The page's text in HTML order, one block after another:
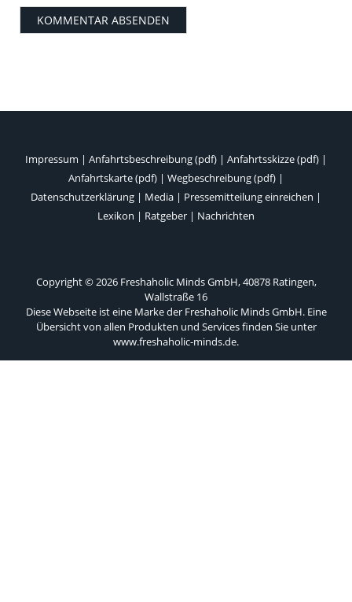
Impressum | Anfahrtsbeschreibung (pdf) | Anfahrtsskizze (pdf) |
Anfahrtskarte (pdf) | Wegbeschreibung (pdf) |
Datenschutzerklärung | Media | Pressemitteilung einreichen |
Lexikon | Ratgeber | Nachrichten
Copyright © 2026 Freshaholic Minds GmbH, 40878 Ratingen,
Wallstraße 16
Diese Webseite ist eine Marke der Freshaholic Minds GmbH. Eine
Übersicht von allen Produkten und Services finden Sie unter
www.freshaholic-minds.de.